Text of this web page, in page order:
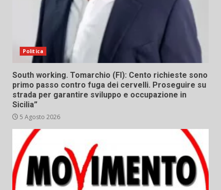
Politica
South working. Tomarchio (FI): Cento richieste sono
primo passo contro fuga dei cervelli. Proseguire su
strada per garantire sviluppo e occupazione in
Sicilia”
5 Agosto 2026